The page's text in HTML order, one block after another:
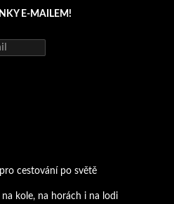
E-MAILEM!
cestování po světě
kole, na horách i na lodi